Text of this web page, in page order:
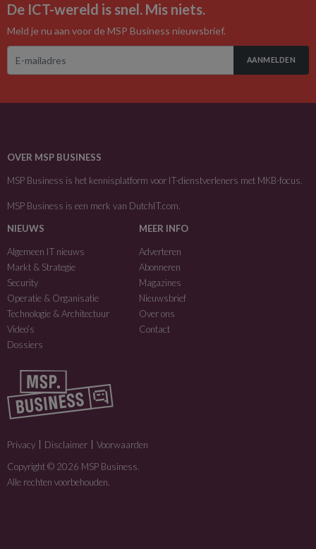
De ICT-wereld is snel. Mis niets.
Meld je nu aan voor de MSP Business nieuwsbrief.
AANMELDEN
OVER MSP BUSINESS
MSP Business is het kennisplatform voor IT-dienstverleners met MKB-focus.
MSP Business is een merk van DutchIT.com.
NIEUWS
Algemeen IT nieuws
Markt & Strategie
Security
Operatie & Organisatie
Technologie & Architectuur
Video’s
Dossiers
MEER INFO
Adverteren
Abonneren
Magazines
Nieuwsbrief
Over ons
Contact
Privacy Disclaimer
Voorwaarden
Copyright © 2026 MSP Business.
Alle rechten voorbehouden.